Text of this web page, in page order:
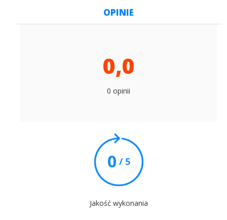
OPINIE
0,0
0 opinii
0 / 5
Jakość wykonania